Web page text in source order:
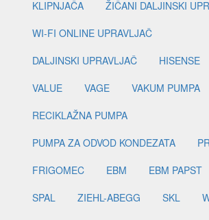
KLIPNJAČA
ŽIČANI DALJINSKI
WI-FI ONLINE UPRAVLJAČ
DALJINSKI UPRAVLJAČ
HISENSE
VALUE
VAGE
VAKUM PUMPA
RECIKLAŽNA PUMPA
PUMPA ZA ODVOD KONDEZATA
FRIGOMEC
EBM EBM PAPST
SPAL
ZIEHL-ABEGG SKL